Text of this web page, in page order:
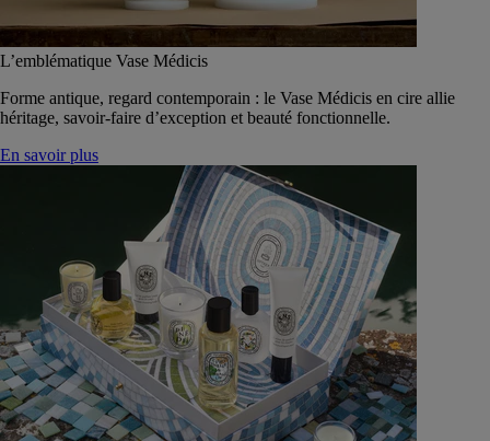
L’emblématique Vase Médicis
Forme antique, regard contemporain : le Vase Médicis en cire allie
héritage, savoir-faire d’exception et beauté fonctionnelle.
En savoir plus